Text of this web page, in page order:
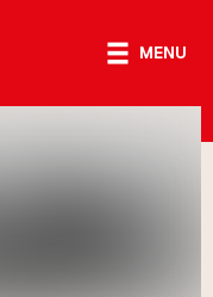
MENU